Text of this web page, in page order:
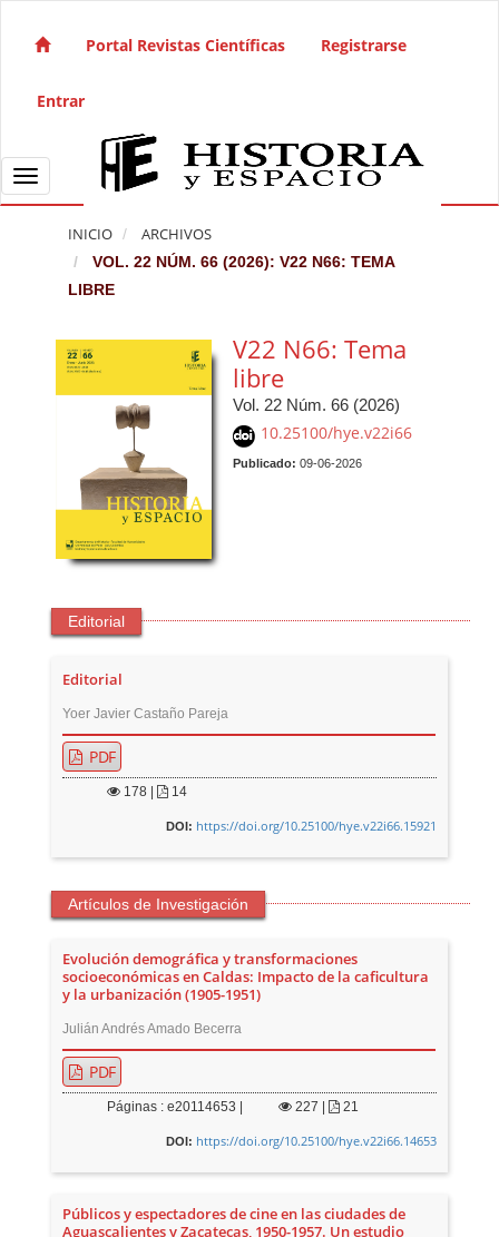
Navegación principal
Barra lateral
Portal Revistas Científicas Registrarse
Entrar
Toggle navigation
INICIO ARCHIVOS
VOL. 22 NÚM. 66 (2026): V22 N66: TEMA
LIBRE
V22 N66: Tema
libre
Vol. 22 Núm. 66 (2026)
10.25100/hye.v22i66
Publicado: 09-06-2026
Editorial
Editorial
Yoer Javier Castaño Pareja
PDF
178 | 14
DOI: https://doi.org/10.25100/hye.v22i66.15921
Artículos de Investigación
Evolución demográfica y transformaciones
socioeconómicas en Caldas: Impacto de la caficultura
y la urbanización (1905-1951)
Julián Andrés Amado Becerra
PDF
Páginas : e20114653 | 227 | 21
DOI: https://doi.org/10.25100/hye.v22i66.14653
Públicos y espectadores de cine en las ciudades de
Aguascalientes y Zacatecas, 1950-1957. Un estudio